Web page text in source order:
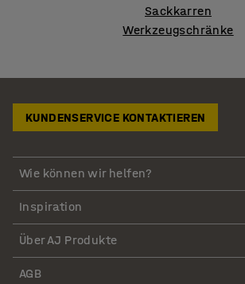
Sackkarren
Werkzeugschränke
KUNDENSERVICE KONTAKTIEREN
Wie können wir helfen?
Inspiration
Über AJ Produkte
AGB